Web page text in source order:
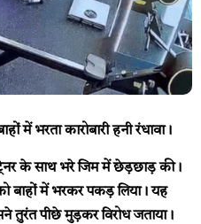
में भरता कारोबारी हनी रंधावा।
के साथ भरे जिम में छेड़छाड़ की।
बाहों में भरकर पकड़ लिया। यह
तुरंत पीछे मुड़कर विरोध जताया।